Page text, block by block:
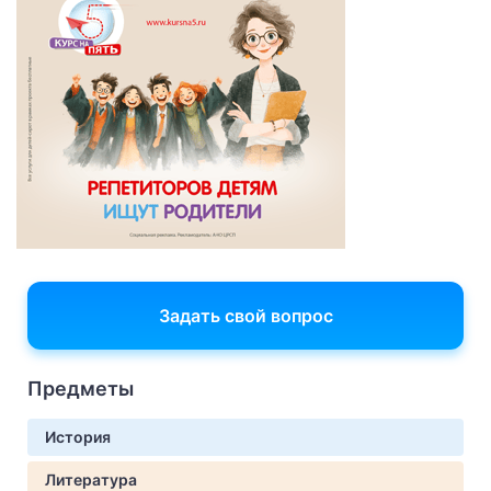
Задать свой вопрос
Предметы
История
Литература